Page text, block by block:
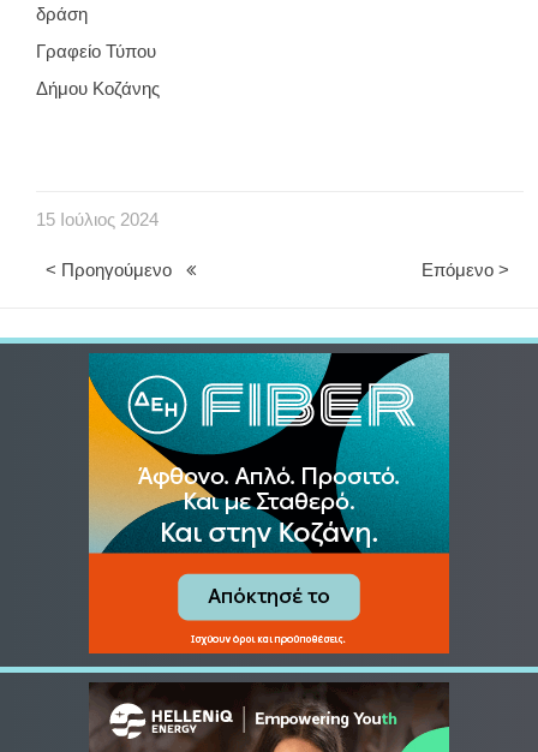
δράση
Γραφείο Τύπου
Δήμου Κοζάνης
15 Ιούλιος 2024
< Προηγούμενο Επόμενο >